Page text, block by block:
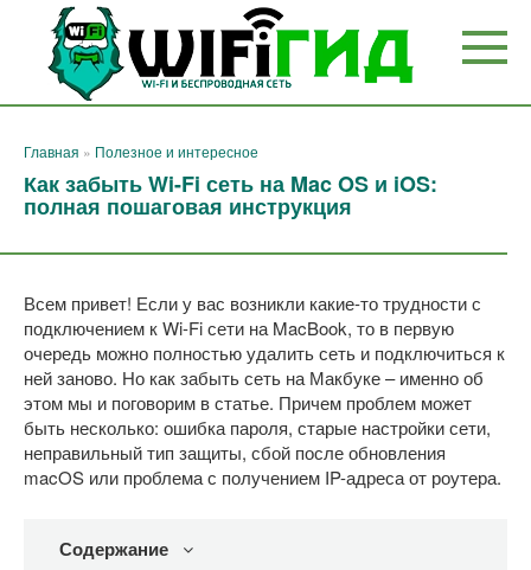
Перейти
контенту
Главная » Полезное и интересное
Как забыть Wi-Fi сеть на Mac OS и iOS:
полная пошаговая инструкция
Всем привет! Если у вас возникли какие-то трудности с
подключением к Wi-Fi сети на MacBook, то в первую
очередь можно полностью удалить сеть и подключиться к
ней заново. Но как забыть сеть на Макбуке – именно об
этом мы и поговорим в статье. Причем проблем может
быть несколько: ошибка пароля, старые настройки сети,
неправильный тип защиты, сбой после обновления
macOS или проблема с получением IP-адреса от роутера.
Содержание